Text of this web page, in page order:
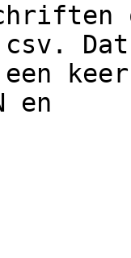
csv. Dat
een
en